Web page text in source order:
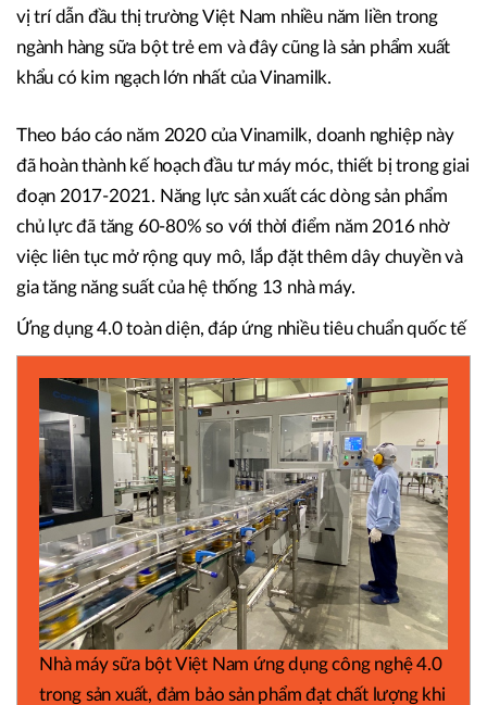
vị trí dẫn đầu thị trường Việt Nam nhiều năm liền trong
ngành hàng sữa bột trẻ em và đây cũng là sản phẩm xuất
khẩu có kim ngạch lớn nhất của Vinamilk.
Theo báo cáo năm 2020 của Vinamilk, doanh nghiệp này
đã hoàn thành kế hoạch đầu tư máy móc, thiết bị trong giai
đoạn 2017-2021. Năng lực sản xuất các dòng sản phẩm
chủ lực đã tăng 60-80% so với thời điểm năm 2016 nhờ
việc liên tục mở rộng quy mô, lắp đặt thêm dây chuyền và
gia tăng năng suất của hệ thống 13 nhà máy.
Ứng dụng 4.0 toàn diện, đáp ứng nhiều tiêu chuẩn quốc tế
Nhà máy sữa bột Việt Nam ứng dụng công nghệ 4.0
trong sản xuất, đảm bảo sản phẩm đạt chất lượng khi